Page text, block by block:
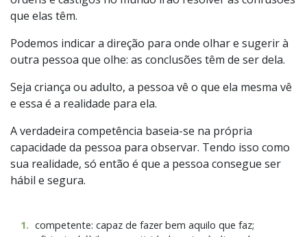
que elas têm.
Podemos indicar a direção para onde olhar e sugerir à
outra pessoa que olhe: as conclusões têm de ser dela.
Seja criança ou adulto, a pessoa vê o que ela mesma vê
e essa é a realidade para ela.
A verdadeira competência baseia-se na própria
capacidade da pessoa para observar. Tendo isso como
sua realidade, só então é que a pessoa consegue ser
hábil e segura.
1. competente: capaz de fazer bem aquilo que faz;